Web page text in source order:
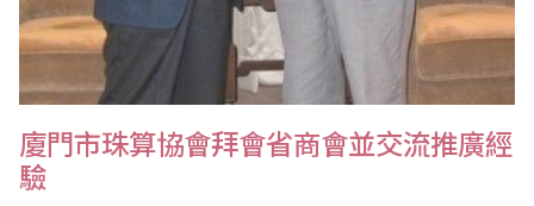
廈門市珠算協會拜會省商會並交流推廣經
驗